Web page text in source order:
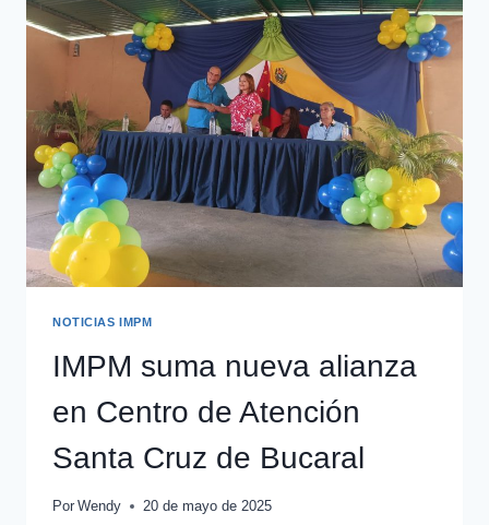
NOTICIAS IMPM
IMPM suma nueva alianza
en Centro de Atención
Santa Cruz de Bucaral
Por Wendy 20 de mayo de 2025